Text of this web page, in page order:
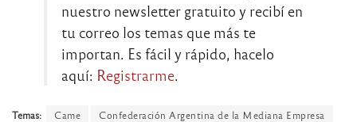
nuestro newsletter gratuito y recibí en
tu correo los temas que más te
importan. Es fácil y rápido, hacelo
aquí: Registrarme.
Temas: Came
Confederación Argentina de la Mediana Empresa